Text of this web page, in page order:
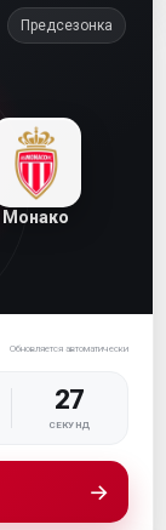
Предсезонка
Монако
Обновляется автоматически
26
СЕКУНД
→